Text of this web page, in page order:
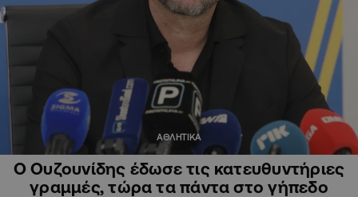
ΑΘΛΗΤΙΚΑ
Ο Ουζουνίδης έδωσε τις κατευθυντήριες
γραμμές, τώρα τα πάντα στο γήπεδο